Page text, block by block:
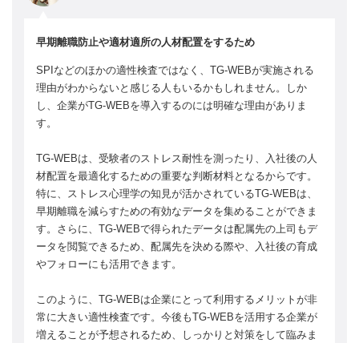
早期離職防止や適材適所の人材配置をするため
SPIなどのほかの適性検査ではなく、TG-WEBが実施される
理由がわからないと感じる人もいるかもしれません。しか
し、企業がTG-WEBを導入するのには明確な理由がありま
す。
TG-WEBは、受験者のストレス耐性を測ったり、入社後の人
材配置を最適化するための重要な判断材料となるからです。
特に、ストレス心理学の知見が活かされているTG-WEBは、
早期離職を減らすための有効なデータを集めることができま
す。さらに、TG-WEBで得られたデータは配属先の上司もデ
ータを閲覧できるため、配属先を決める際や、入社後の育成
やフォローにも活用できます。
このように、TG-WEBは企業にとって利用するメリットが非
常に大きい適性検査です。今後もTG-WEBを活用する企業が
増えることが予想されるため、しっかりと対策をして臨みま